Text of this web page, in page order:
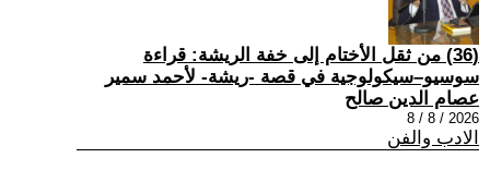
(36) من ثقل الأختام إلى خفة الريشة: قراءة
سوسيو–سيكولوجية في قصة -ريشة- لأحمد سمير
عصام الدين صالح
2026 / 8 / 8
الادب والفن